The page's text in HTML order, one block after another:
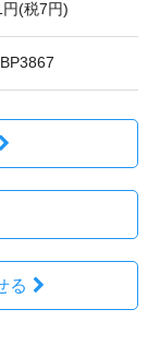
円(税7円)
BP3867
る